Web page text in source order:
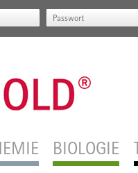
BIOLOGIE